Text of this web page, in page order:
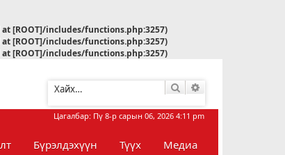
[ROOT]/includes/functions.php:3257)
[ROOT]/includes/functions.php:3257)
[ROOT]/includes/functions.php:3257)
Хайлт
Цагалбар: Пү 8-р сарын 06, 2026 4:11 pm
Бүрэлдэхүүн Түүх Медиа